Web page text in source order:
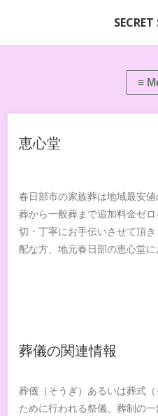
恵心堂
春日部市の家族葬は地域最安
葬から一般葬まで追加料金ゼ
切・丁寧にお手伝いさせて頂
配な方、地元春日部の恵心堂に
葬儀の関連情報
葬儀（そうぎ）あるいは葬式
ために行われる祭儀、葬制の一